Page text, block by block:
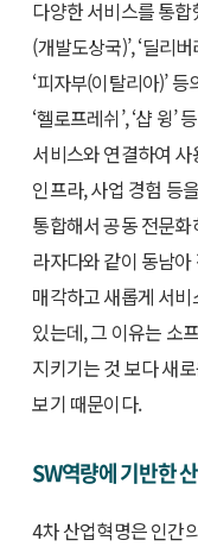
다양한 서비스를 통합
(개발도상국)’, ‘딜리
‘피자부(이탈리아)’
‘헬로프레쉬’, ‘샵 윙
서비스와 연결하여
인프라, 사업 경험 등
통합해서 공동 전문
라자다와 같이 동남
매각하고 새롭게 서
있는데, 그 이유는 소
지키기는 것 보다 새
보기 때문이다.
SW역량에 기반한
4차 산업혁명은 인간